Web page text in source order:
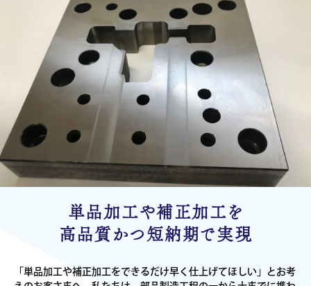
単品加工や補正加工を
高品質かつ短納期で実現
「単品加工や補正加工をできるだけ早く仕上げてほしい」とお考